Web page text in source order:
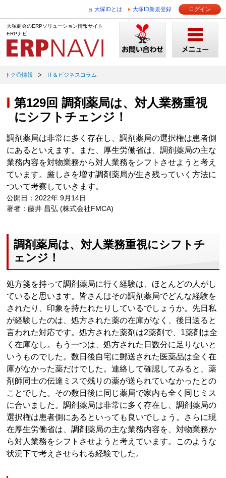
大塚IDとは 大塚ID新規登録 ログイン
大塚商会のERPソリューション情報サイト
ERPナビ
トク◎情報 IT＆ビジネスコラム
第129回 調剤薬局は、対人業務重視
にシフトチェンジ！
調剤薬局は非常に多く存在し、調剤薬局の選択権は患者側
にあるといえます。また、厚生労働省は、調剤薬局の主な
業務内容を対物業務から対人業務をシフトさせようと考え
ています。厳しさを増す調剤薬局が生き残っていく方法に
ついて考察していきます。
公開日：2022年 9月14日
著者：藤井 昌弘 (株式会社FMCA)
調剤薬局は、対人業務重視にシフトチ
ェンジ！
処方箋を持って調剤薬局に行く経験は、ほとんどの人がし
ていると思います。皆さんはその調剤薬局でどんな経験を
されたり、印象を持たれたりしているでしょうか。先日私
が経験したのは、処方された薬の在庫がなく、後日送ると
言われた対応です。処方された薬剤は2薬剤で、1薬剤は全
く在庫なし。もう一つは、処方された日数分に足りないと
いうものでした。数日後自宅に郵送された医薬品は全く在
庫がなかった薬だけでした。連絡して確認してみると、薬
剤師同士の伝達ミスで残りの薬が送られていなかったとの
ことでした。その数日後に同じ薬局で家内も全く同じミス
に合いました。調剤薬局は非常に多く存在し、調剤薬局の
選択権は患者側にあるといっても良いでしょう。さらに現
在厚生労働省は、調剤薬局の主な業務内容を、対物業務か
ら対人業務をシフトさせようと考えています。このような
状況下で考えさせられる経験でした。